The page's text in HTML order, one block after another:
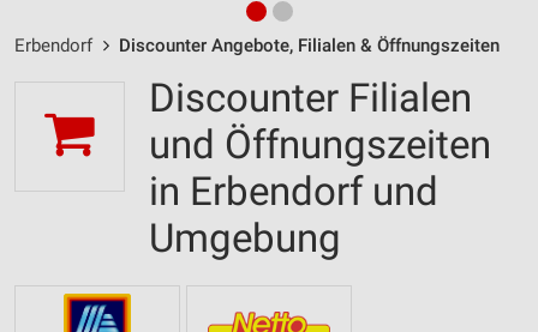
Erbendorf Discounter Angebote, Filialen & Öffnungszeiten
Discounter Filialen
und Öffnungszeiten
in Erbendorf und
Umgebung